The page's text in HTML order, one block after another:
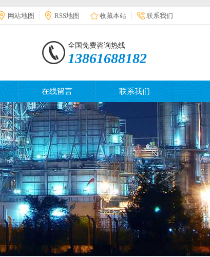
网站地图 RSS地图 收藏本站 联系我们
全国免费咨询热线
13861688182
在线留言 联系我们